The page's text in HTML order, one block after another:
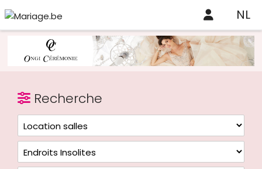
NL
Recherche